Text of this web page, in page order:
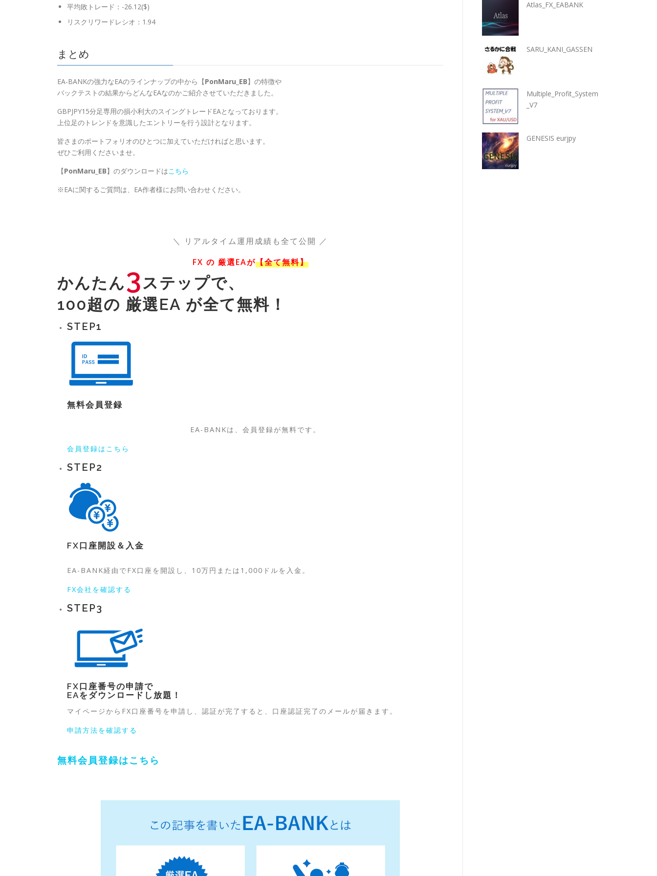
平均敗トレード：-26.12($)
リスクリワードレシオ：1.94
まとめ
EA-BANKの強力なEAのラインナップの中から【PonMaru_EB】の特徴や
バックテストの結果からどんなEAなのかご紹介させていただきました。
GBPJPY15分足専用の損小利大のスイングトレードEAとなっております。
上位足のトレンドを意識したエントリーを行う設計となります。
皆さまのポートフォリオのひとつに加えていただければと思います。
ぜひご利用くださいませ。
【PonMaru_EB】のダウンロードはこちら
※EAに関するご質問は、EA作者様にお問い合わせください。
＼ リアルタイム運用成績も全て公開 ／
FX の 厳選EAが【全て無料】
かんたん3ステップで、
100超の 厳選EA が全て無料！
STEP1
無料会員登録
EA-BANKは、 会員登録が無料です。
会員登録はこちら
STEP2
FX口座開設＆入金
EA-BANK経由でFX口座を開設し、10万円または1,000ドルを入金。
FX会社を確認する
STEP3
FX口座番号の申請で
EAをダウンロード し放題！
マイページからFX口座番号を申請し、認証が完了すると、口座認証完了のメールが届きます。
申請方法を確認する
無料会員登録はこちら
Atlas_FX_EABANK
SARU_KANI_GASSEN
Multiple_Profit_System
_V7
GENESIS eurjpy